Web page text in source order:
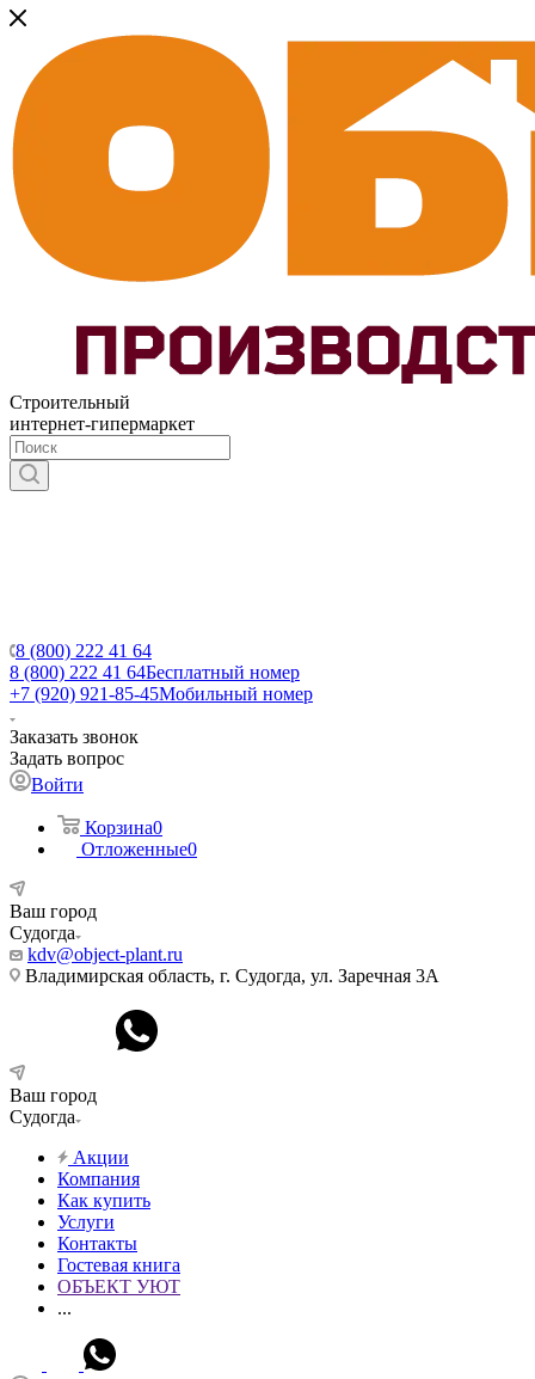
Строительный
интернет-гипермаркет
8 (800) 222 41 64
8 (800) 222 41 64Бесплатный номер
+7 (920) 921-85-45Мобильный номер
Заказать звонок
Задать вопрос
Войти
Корзина0
Отложенные0
Ваш город
Судогда
kdv@object-plant.ru
Владимирская область, г. Судогда, ул. Заречная 3А
Ваш город
Судогда
Акции
Компания
Как купить
Услуги
Контакты
Гостевая книга
ОБЪЕКТ УЮТ
...